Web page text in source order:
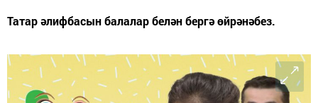
Татар әлифбасын балалар белән бергә өйрәнәбез.